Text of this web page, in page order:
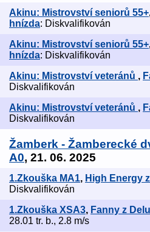
Akinu: Mistrovství seniorů 55+
hnízda: Diskvalifikován
Akinu: Mistrovství seniorů 55+
hnízda: Diskvalifikován
Akinu: Mistrovství veteránů ,
Diskvalifikován
Akinu: Mistrovství veteránů ,
Diskvalifikován
Žamberk - Žamberecké
A0, 21. 06. 2025
1.Zkouška MA1, High Energy
Diskvalifikován
1.Zkouška XSA3, Fanny z
28.01 tr. b., 2.8 m/s